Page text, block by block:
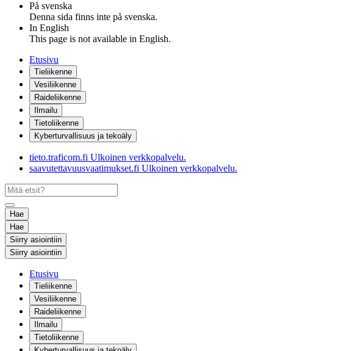
På svenska
Denna sida finns inte på svenska.
In English
This page is not available in English.
Etusivu
Tieliikenne
Vesiliikenne
Raideliikenne
Ilmailu
Tietoliikenne
Kyberturvallisuus ja tekoäly
tieto.traficom.fi Ulkoinen verkkopalvelu.
saavutettavuusvaatimukset.fi Ulkoinen verkkopalvelu.
Hae
Hae
Siirry asiointiin
Siirry asiointiin
Etusivu
Tieliikenne
Vesiliikenne
Raideliikenne
Ilmailu
Tietoliikenne